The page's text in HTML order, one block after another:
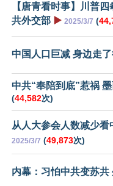
【唐青看时事】川普
共外交部 ▶️ 2025/3/7 (
中国人口巨减 身边走了
中共“奉陪到底”惹祸
(44,582次)
从人大参会人数减少
2025/3/7 (49,873次)
内幕：习怕中共变苏共